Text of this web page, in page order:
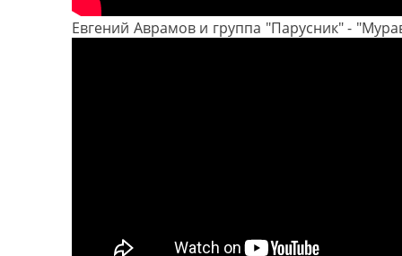
Евгений Аврамов и группа "Парусник" -